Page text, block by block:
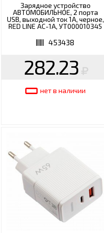
Зарядное устройство
АВТОМОБИЛЬНОЕ, 2 порта
USB, выходной ток 1А, черное,
RED LINE AC-1A, УТ000010345
453438
282.23
нет в наличии